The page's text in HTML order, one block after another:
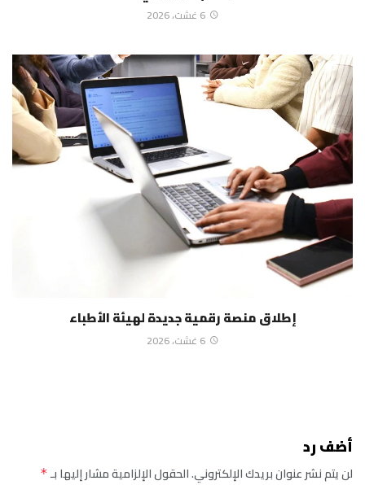
6 غشت، 2026
إطلاق منصة رقمية جديدة لهيئة الأطباء
6 غشت، 2026
أضف رد
لن يتم نشر عنوان بريدك الإلكتروني.الحقول الإلزامية مشار إليها بـ*